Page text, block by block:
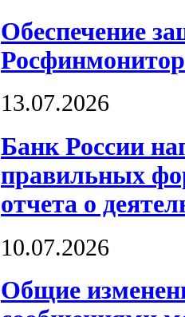
Обеспечение
13.07.2026
Банк России
правильных
отчета о
10.07.2026
Общие